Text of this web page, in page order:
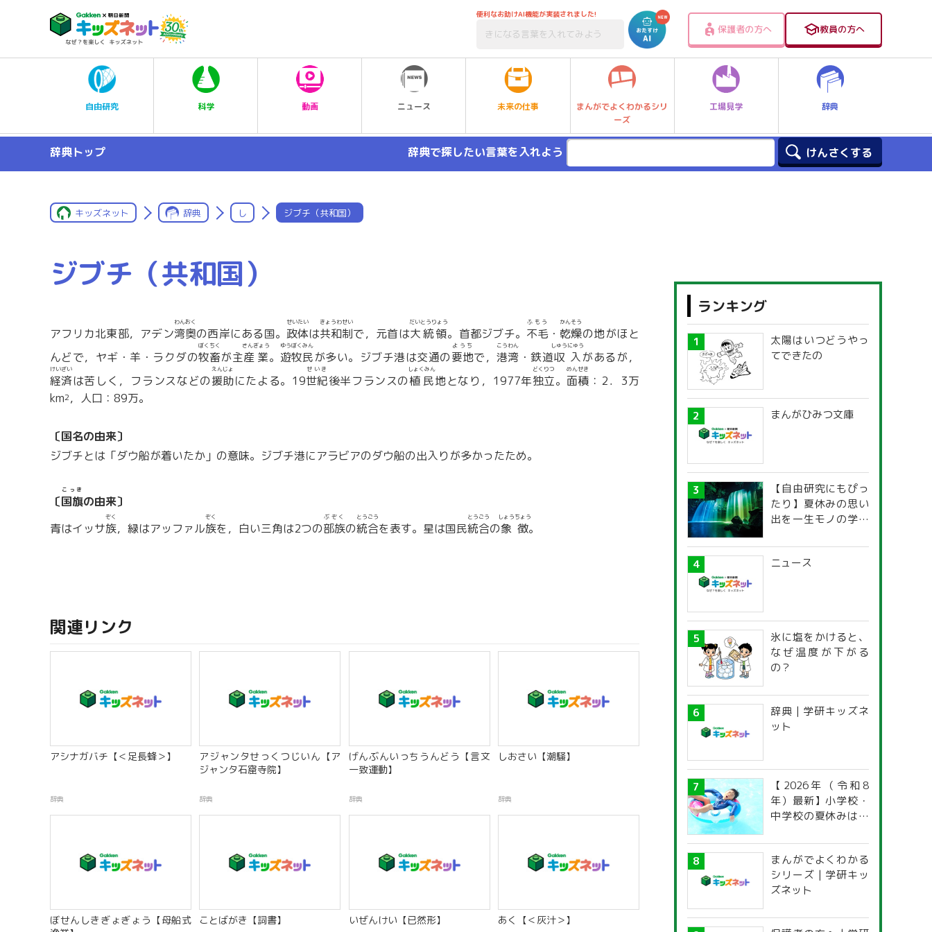
便利なお助けAI機能が実装されました!
保護者の方へ 教員の方へ
自由研究 科学 動画 ニュース 未来の仕事
まんがでよくわかるシリ
ーズ
工場見学 辞典
辞典トップ 辞典で探したい言葉を入れよう
キッズネット 辞典 し ジブチ（共和国）
ジブチ（共和国）
アフリカ北東部，アデン湾奥
わんおく
の西岸にある国。 政体
せいたい
は共和制
きょうわせい
で，元首は大統領
だいとうりょう
。首都ジブチ。 不毛
ふもう
・ 乾燥
かんそう
の地がほと
んどで，ヤギ・羊・ラクダの牧畜
ぼくちく
が主産業
さんぎょう
。 遊牧民
ゆうぼくみん
が多い。ジブチ港は交通の要地
ようち
で， 港湾
こうわん
・鉄道収入
しゅうにゅう
があるが，
経済
けいざい
は苦しく，フランスなどの援助
えんじょ
にたよる。19世紀
せいき
後半フランスの植民
しょくみん
地となり，1977年独立
どくりつ
。 面積
めんせき
：2．3万
km2，人口：89万。
〔国名の由来〕
ジブチとは「ダウ船が着いたか」の意味。ジブチ港にアラビアのダウ船の出入りが多かったため。
〔国旗
こっき
の由来〕
青はイッサ族
ぞく
，緑はアッファル族
ぞく
を，白い三角は2つの部族
ぶぞく
の統合
とうごう
を表す。星は国民統合
とうごう
の象徴
しょうちょう
。
関連リンク
アシナガバチ【＜足長蜂＞】
辞典
アジャンタせっくつじいん【ア
ジャンタ石窟寺院】
辞典
げんぶんいっちうんどう【言文
一致運動】
辞典
しおさい【潮騒】
辞典
ぼせんしきぎょぎょう【母船式
ことばがき【詞書】 いぜんけい【已然形】 あく【＜灰汁＞】
ランキング
太陽はいつどうやっ
てできたの
まんがひみつ文庫
【自由研究にもぴっ
たり】夏休みの思い
出を一生モノの学び
探究ガイド
ニュース
氷に塩をかけると、
なぜ温度が下がる
の？
辞典 | 学研キッズネ
ット
【2026年（令和8
年）最新】小学校・
中学校の夏休みはい
道府県別「夏季休暇
一覧」
まんがでよくわかる
シリーズ | 学研キッ
ズネット